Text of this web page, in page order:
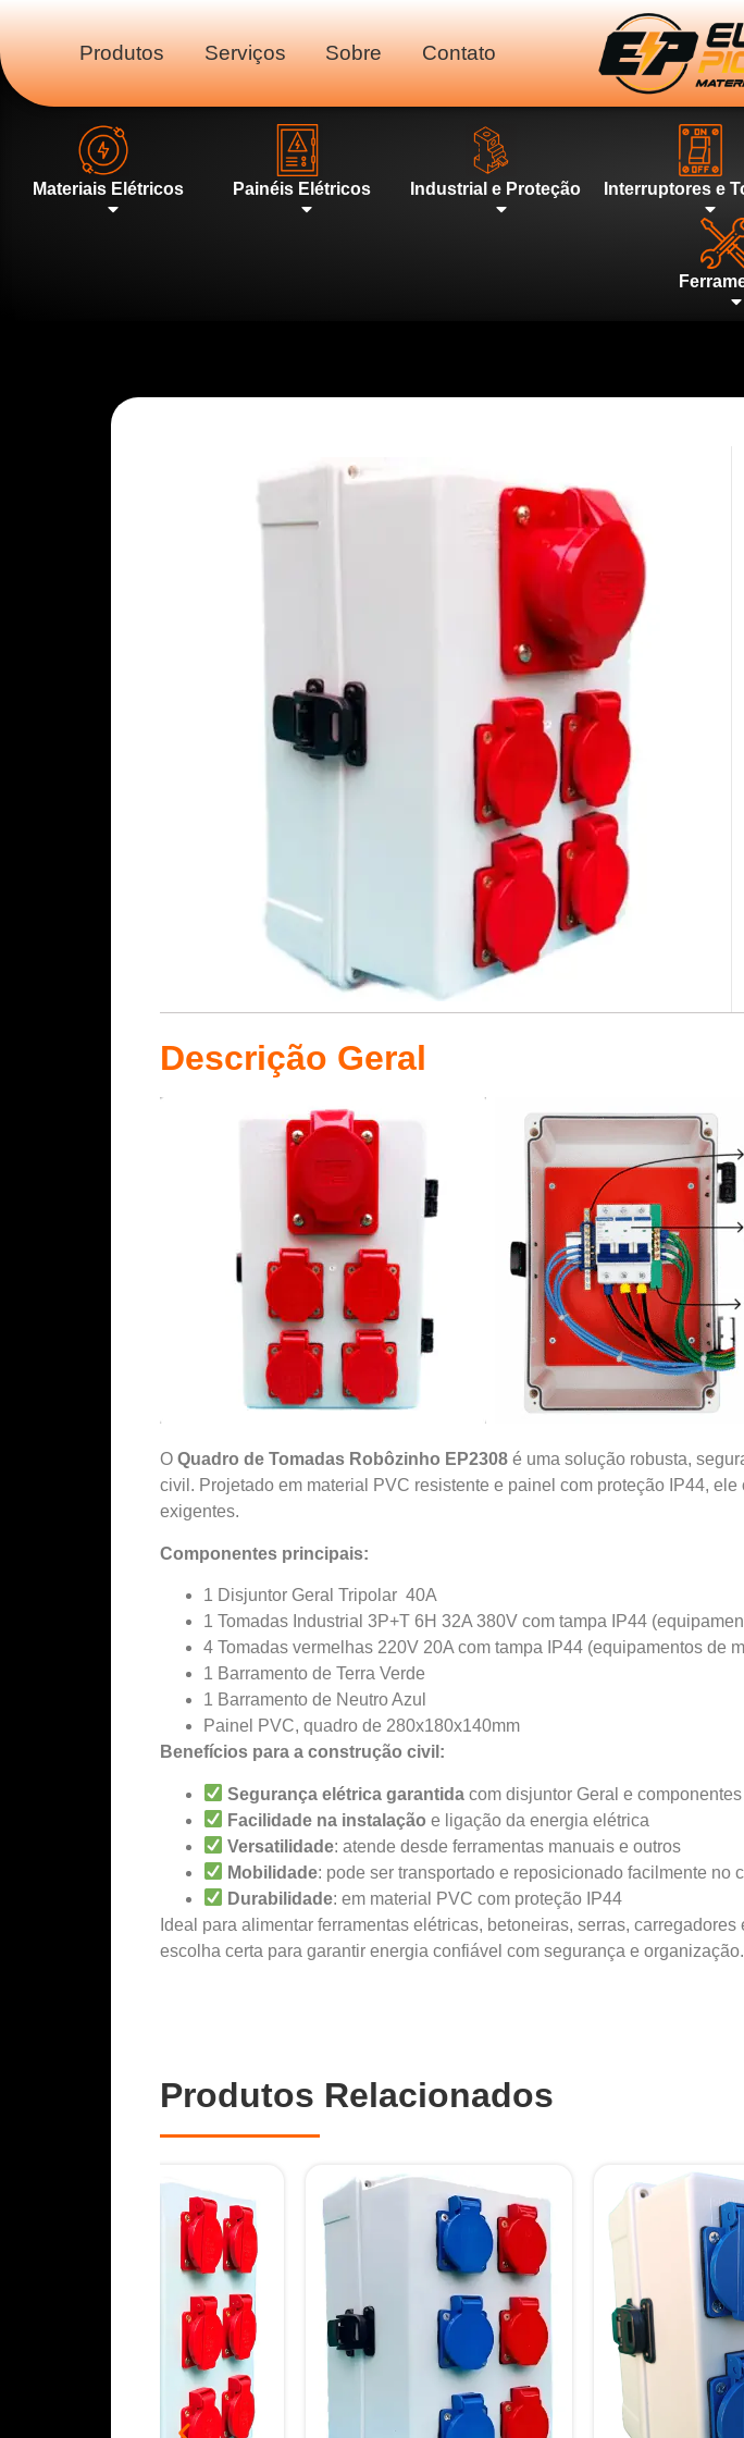
Produtos Serviços Sobre Contato
Materiais Elétricos Painéis Elétricos Industrial e Proteção Interruptores e
Descrição Geral
O Quadro de Tomadas Robôzinho EP2308 é uma solução robusta,
civil. Projetado em material PVC resistente e painel com proteção IP44,
exigentes.
Componentes principais:
1 Disjuntor Geral Tripolar 40A
1 Tomadas Industrial 3P+T 6H 32A 380V com tampa IP44
4 Tomadas vermelhas 220V 20A com tampa IP44 (equipamentos de
1 Barramento de Terra Verde
1 Barramento de Neutro Azul
Painel PVC, quadro de 280x180x140mm
Benefícios para a construção civil:
Segurança elétrica garantida com disjuntor Geral e
Facilidade na instalação e ligação da energia elétrica
Versatilidade: atende desde ferramentas manuais e outros
Mobilidade: pode ser transportado e reposicionado facilmente no
Durabilidade: em material PVC com proteção IP44
Ideal para alimentar ferramentas elétricas, betoneiras, serras,
escolha certa para garantir energia confiável com segurança e organização.
Produtos Relacionados